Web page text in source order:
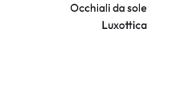
Occhiali da sole
Luxottica